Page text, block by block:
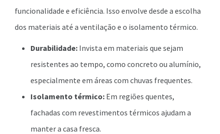
funcionalidade e eficiência. Isso envolve desde a escolha
dos materiais até a ventilação e o isolamento térmico.
Durabilidade: Invista em materiais que sejam
resistentes ao tempo, como concreto ou alumínio,
especialmente em áreas com chuvas frequentes.
Isolamento térmico: Em regiões quentes,
fachadas com revestimentos térmicos ajudam a
manter a casa fresca.